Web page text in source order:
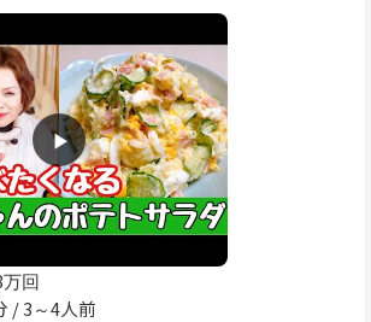
回
/ 3～4人前